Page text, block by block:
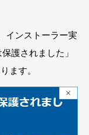
インストーラー実
護されました」
ます。